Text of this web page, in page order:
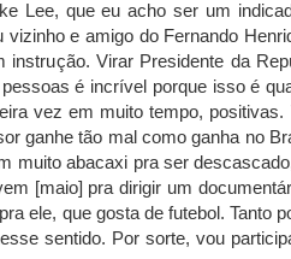
Lee, que eu acho ser um
e amigo do Fernando
Virar Presidente da
é incrível porque isso é
vez em muito tempo,
ganhe tão mal como ganha no
muito abacaxi pra ser
[maio] pra dirigir um
ele, que gosta de futebol. Tanto
sentido. Por sorte, vou